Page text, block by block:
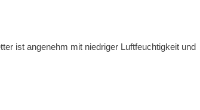
ist angenehm mit niedriger Luftfeuchtigkeit und